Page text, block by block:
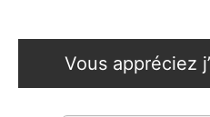
Vous appréciez